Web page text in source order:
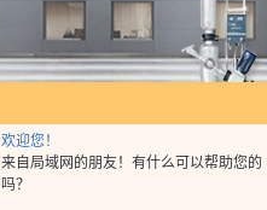
欢迎您！
来自局域网的朋友！有什么可以帮助您的
吗？